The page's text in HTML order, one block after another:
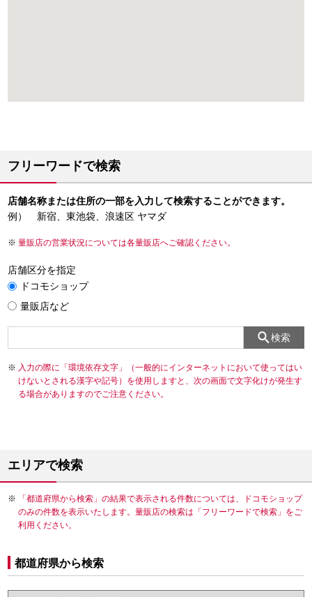
フリーワードで検索
店舗名称または住所の一部を入力して検索することができます。
例） 新宿、東池袋、浪速区 ヤマダ
量販店の営業状況については各量販店へご確認ください。
店舗区分を指定
ドコモショップ
量販店など
検索
入力の際に「環境依存文字」（一般的にインターネットにおいて使ってはい
けないとされる漢字や記号）を使用しますと、次の画面で文字化けが発生す
る場合がありますのでご注意ください。
エリアで検索
「都道府県から検索」の結果で表示される件数については、ドコモショップ
のみの件数を表示いたします。量販店の検索は「フリーワードで検索」をご
利用ください。
都道府県から検索